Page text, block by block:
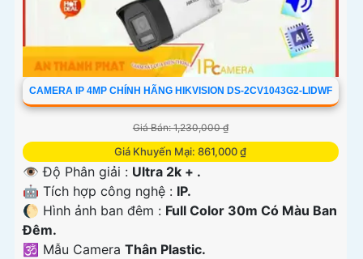
CAMERA IP 4MP CHÍNH HÃNG HIKVISION DS-2CV1043G2-LIDWF
Giá Bán: 1,230,000 ₫
Giá Khuyến Mại: 861,000 ₫
👁 Độ Phân giải : Ultra 2k + .
🤖️ Tích hợp công nghệ : IP.
🌔 Hình ảnh ban đêm : Full Color 30m Có Màu Ban
Ðêm.
🕉️ Mẫu Camera Thân Plastic.